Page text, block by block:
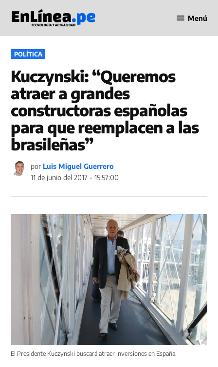
contenido
en Línea
Menú
PUBLICADO
EN
POLÍTICA
Kuczynski: “Queremos
atraer a grandes
constructoras españolas
para que reemplacen a las
brasileñas”
por Luis Miguel Guerrero
11 de junio del 2017 - 15:57:00
El Presidente Kuczynski buscará atraer inversiones en España.